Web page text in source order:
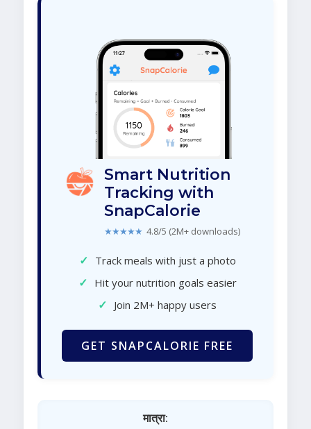
Smart Nutrition
Tracking with
SnapCalorie
★★★★★ 4.8/5 (2M+ downloads)
✓ Track meals with just a photo
✓ Hit your nutrition goals easier
✓ Join 2M+ happy users
GET SNAPCALORIE FREE
मात्रा: